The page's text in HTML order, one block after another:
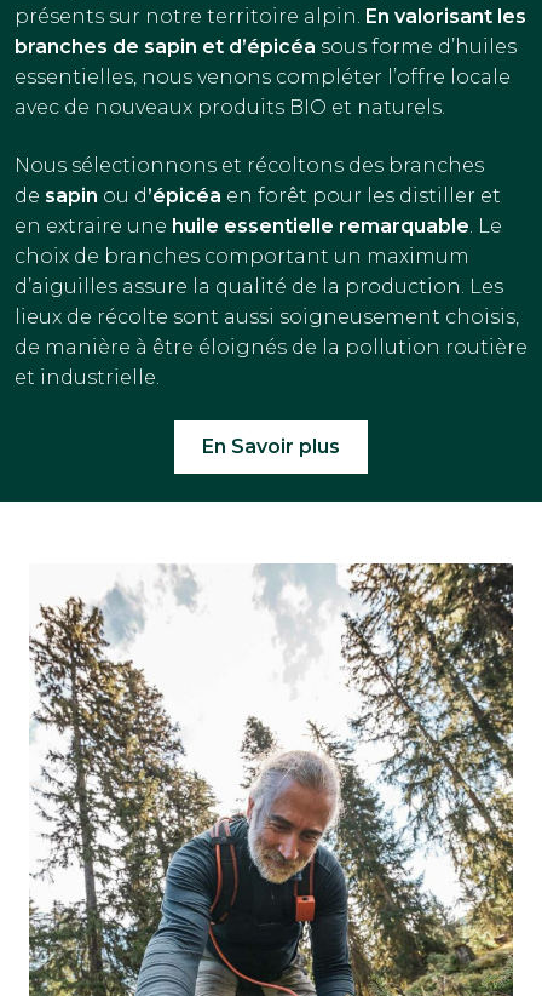
présents sur notre territoire alpin. En valorisant les
branches de sapin et d’épicéa sous forme d’huiles
essentielles, nous venons compléter l’offre locale
avec de nouveaux produits BIO et naturels.
Nous sélectionnons et récoltons des branches
de sapin ou d’épicéa en forêt pour les distiller et
en extraire une huile essentielle remarquable. Le
choix de branches comportant un maximum
d’aiguilles assure la qualité de la production. Les
lieux de récolte sont aussi soigneusement choisis,
de manière à être éloignés de la pollution routière
et industrielle.
En Savoir plus